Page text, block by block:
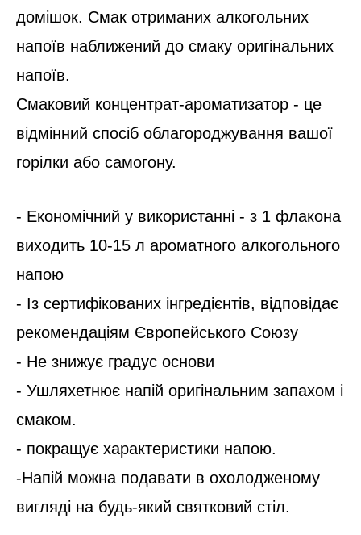
домішок. Смак отриманих алкогольних
напоїв наближений до смаку оригінальних
напоїв.
Смаковий концентрат-ароматизатор - це
відмінний спосіб облагороджування вашої
горілки або самогону.
- Економічний у використанні - з 1 флакона
виходить 10-15 л ароматного алкогольного
напою
- Із сертифікованих інгредієнтів, відповідає
рекомендаціям Європейського Союзу
- Не знижує градус основи
- Ушляхетнює напій оригінальним запахом і
смаком.
- покращує характеристики напою.
-Напій можна подавати в охолодженому
вигляді на будь-який святковий стіл.